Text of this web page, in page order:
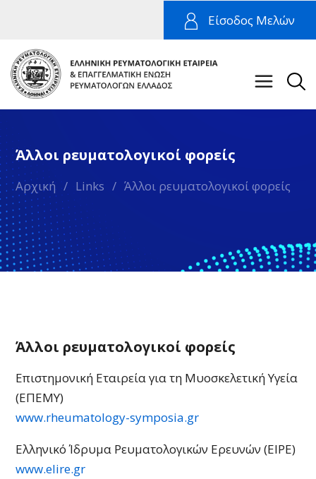
Είσοδος Μελών
Άλλοι ρευματολογικοί φορείς
Αρχική / Links / Άλλοι ρευματολογικοί φορείς
Άλλοι ρευματολογικοί φορείς
Επιστημονική Εταιρεία για τη Μυοσκελετική Υγεία
(ΕΠΕΜΥ)
www.rheumatology-symposia.gr
Ελληνικό Ίδρυμα Ρευματολογικών Ερευνών (EΙΡΕ)
www.elire.gr